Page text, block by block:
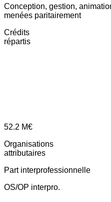
Conception, gestion,
menées paritairement
Crédits
répartis
52.2 M€
Organisations
attributaires
Part interprofessionnelle
OS/OP interpro.